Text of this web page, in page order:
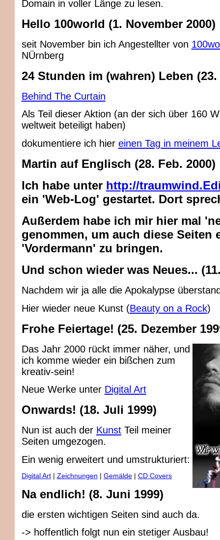
Domain in voller Länge zu lesen.
Hello 100world (1. November 2000)
seit November bin ich Angestellter von
NÜrnberg
24 Stunden im (wahren) Leben (23.
Behind The Curtain
Als Teil dieser Aktion (an der sich über 160
weltweit beteiligt haben)
dokumentiere ich hier einen Tag in meinem
Martin auf Englisch (28. Feb. 2000)
Ich habe unter http://
ein 'Web-Log' gestartet. Dort
Außerdem habe ich mir hier mal
genommen, um auch diese Seiten
'Vordermann' zu bringen.
Und schon wieder was Neues...
Nachdem wir ja alle die Apokalypse
Hier wieder neue Kunst (Beauty on a Rock)
Frohe Feiertage! (25. Dezember
Das Jahr 2000 rückt immer näher, und
ich komme wieder ein bißchen zum
kreativ-sein!
Neue Werke unter Digital Art
Onwards! (18. Juli 1999)
Nun ist auch der KunstTeil meiner
Seiten umgezogen.
Ein wenig erweitert und umstrukturiert:
Digital Art| Zeichnungen Gemälde| CD Covers
Na endlich! (8. Juni 1999)
die ersten wichtigen Seiten sind auch da.
-> hoffentlich folgt nun ein stetiger Ausbau!